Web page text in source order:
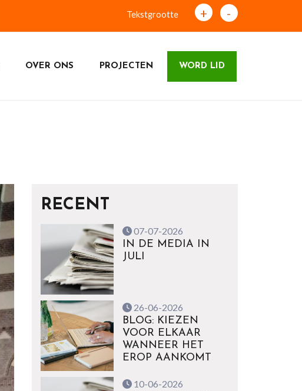
Tekstgrootte + -
OVER ONS PROJECTEN WORD LID
RECENT
07-07-2026
IN DE MEDIA IN
JULI
26-06-2026
BLOG: KIEZEN
VOOR ELKAAR
WANNEER HET
EROP AANKOMT
10-06-2026